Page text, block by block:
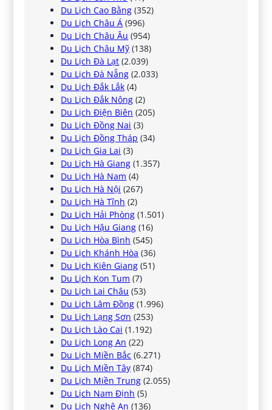
Du Lịch Cao Bằng (352)
Du Lịch Châu Á (996)
Du Lịch Châu Âu (954)
Du Lịch Châu Mỹ (138)
Du Lịch Đà Lạt (2.039)
Du Lịch Đà Nẵng (2.033)
Du Lịch Đắk Lắk (4)
Du Lịch Đắk Nông (2)
Du Lịch Điện Biên (205)
Du Lịch Đồng Nai (3)
Du Lịch Đồng Tháp (34)
Du Lịch Gia Lai (3)
Du Lịch Hà Giang (1.357)
Du Lịch Hà Nam (4)
Du Lịch Hà Nội (267)
Du Lịch Hà Tĩnh (2)
Du Lịch Hải Phòng (1.501)
Du Lịch Hậu Giang (16)
Du Lịch Hòa Bình (545)
Du Lịch Khánh Hòa (36)
Du Lịch Kiên Giang (51)
Du Lịch Kon Tum (7)
Du Lịch Lai Châu (53)
Du Lịch Lâm Đồng (1.996)
Du Lịch Lạng Sơn (253)
Du Lịch Lào Cai (1.192)
Du Lịch Long An (22)
Du Lịch Miền Bắc (6.271)
Du Lịch Miền Tây (874)
Du Lịch Miền Trung (2.055)
Du Lịch Nam Định (5)
Du Lịch Nghệ An (136)